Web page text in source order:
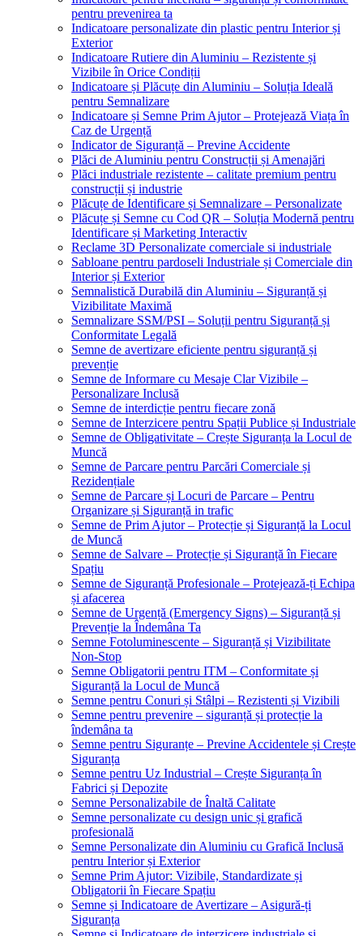
pentru prevenirea ta
Indicatoare personalizate din plastic pentru Interior și
Exterior
Indicatoare Rutiere din Aluminiu – Rezistente și
Vizibile în Orice Condiții
Indicatoare și Plăcuțe din Aluminiu – Soluția Ideală
pentru Semnalizare
Indicatoare și Semne Prim Ajutor – Protejează Viața în
Caz de Urgență
Indicator de Siguranță – Previne Accidente
Plăci de Aluminiu pentru Construcții și Amenajări
Plăci industriale rezistente – calitate premium pentru
construcții și industrie
Plăcuțe de Identificare și Semnalizare – Personalizate
Plăcuțe și Semne cu Cod QR – Soluția Modernă pentru
Identificare și Marketing Interactiv
Reclame 3D Personalizate comerciale si industriale
Sabloane pentru pardoseli Industriale și Comerciale din
Interior și Exterior
Semnalistică Durabilă din Aluminiu – Siguranță și
Vizibilitate Maximă
Semnalizare SSM/PSI – Soluții pentru Siguranță și
Conformitate Legală
Semne de avertizare eficiente pentru siguranță și
prevenție
Semne de Informare cu Mesaje Clar Vizibile –
Personalizare Inclusă
Semne de interdicție pentru fiecare zonă
Semne de Interzicere pentru Spații Publice și Industriale
Semne de Obligativitate – Crește Siguranța la Locul de
Muncă
Semne de Parcare pentru Parcări Comerciale și
Rezidențiale
Semne de Parcare și Locuri de Parcare – Pentru
Organizare și Siguranță in trafic
Semne de Prim Ajutor – Protecție și Siguranță la Locul
de Muncă
Semne de Salvare – Protecție și Siguranță în Fiecare
Spațiu
Semne de Siguranță Profesionale – Protejează-ți Echipa
și afacerea
Semne de Urgență (Emergency Signs) – Siguranță și
Prevenție la Îndemâna Ta
Semne Fotoluminescente – Siguranță și Vizibilitate
Non-Stop
Semne Obligatorii pentru ITM – Conformitate și
Siguranță la Locul de Muncă
Semne pentru Conuri și Stâlpi – Rezistenti și Vizibili
Semne pentru prevenire – siguranță și protecție la
îndemâna ta
Semne pentru Siguranțe – Previne Accidentele și Crește
Siguranța
Semne pentru Uz Industrial – Crește Siguranța în
Fabrici și Depozite
Semne Personalizabile de Înaltă Calitate
Semne personalizate cu design unic și grafică
profesională
Semne Personalizate din Aluminiu cu Grafică Inclusă
pentru Interior și Exterior
Semne Prim Ajutor: Vizibile, Standardizate și
Obligatorii în Fiecare Spațiu
Semne și Indicatoare de Avertizare – Asigură-ți
Siguranța